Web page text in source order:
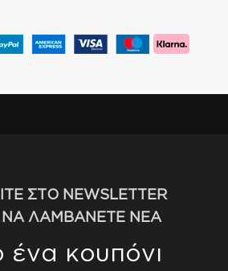
ΣΤΟ NEWSLETTER
ΝΑ ΛΑΜΒΑΝΕΤΕ ΝΕΑ
κουπόνι